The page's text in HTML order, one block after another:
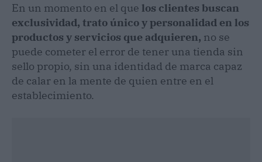
En un momento en el que los clientes buscan
exclusividad, trato único y personalidad en los
productos y servicios que adquieren, no se
puede cometer el error de tener una tienda sin
sello propio, sin una identidad de marca capaz
de calar en la mente de quien entre en el
establecimiento.